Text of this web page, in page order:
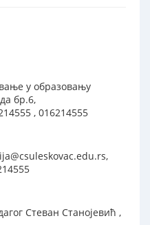
у образовању
бр.6,
, 016214555
Стеван Станојевић ,